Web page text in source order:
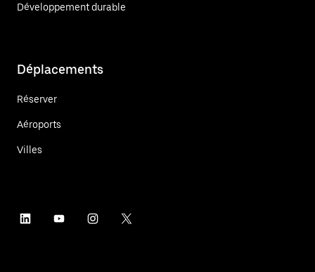
Développement durable
Déplacements
Réserver
Aéroports
Villes